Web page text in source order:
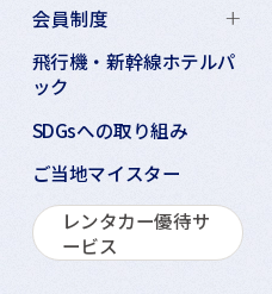
会員制度
飛行機・新幹線ホテルパ
ック
SDGsへの取り組み
ご当地マイスター
レンタカー優待サ
ービス